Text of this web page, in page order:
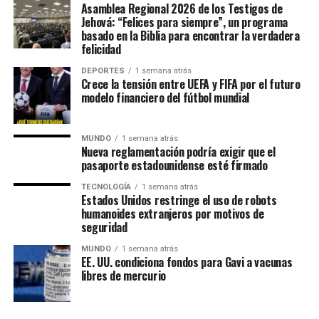
Las Asambleas Regionales “Felices para siempre” se
celebran en más de 230 países, mediante la organización
de más de 6,000 asambleas presentadas en más de 500
idiomas.
Por su parte, las Asambleas Internacionales ofrecerán el
Asamblea Regional 2026 de los Testigos de
Jehová: “Felices para siempre”, un programa
basado en la Biblia para encontrar la verdadera
felicidad
DEPORTES 1 semana atrás
Crece la tensión entre UEFA y FIFA por el futuro
modelo financiero del fútbol mundial
MUNDO 1 semana atrás
Nueva reglamentación podría exigir que el
pasaporte estadounidense esté firmado
TECNOLOGÍA 1 semana atrás
Estados Unidos restringe el uso de robots
humanoides extranjeros por motivos de
seguridad
MUNDO 1 semana atrás
EE. UU. condiciona fondos para Gavi a vacunas
libres de mercurio